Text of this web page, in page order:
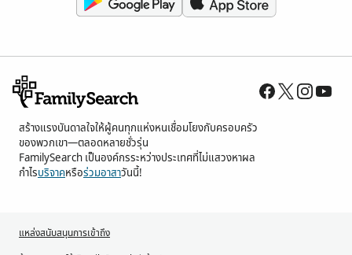
สร้างแรงบันดาลใจให้ผู้คนทุกแห่งหนเชื่อมโยงกับครอบครัว
ของพวกเขา—ตลอดหลายชั่วรุ่น
FamilySearch เป็นองค์กรระหว่างประเทศที่ไม่แสวงหาผล
กำไรบริจาคหรือร่วมอาสาวันนี้!
แหล่งสนับสนุนการเข้าถึง